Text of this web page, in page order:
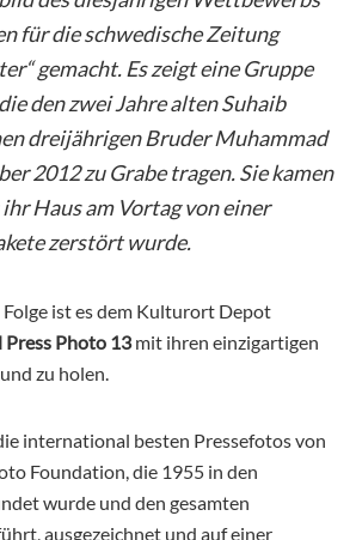
für die schwedische Zeitung
gemacht. Es zeigt eine Gruppe
den zwei Jahre alten Suhaib
dreijährigen Bruder Muhammad
2012 zu Grabe tragen. Sie kamen
ihr Haus am Vortag von einer
zerstört wurde.
ist es dem Kulturort Depot
Photo 13mit ihren einzigartigen
zu holen.
international besten Pressefotos von
Foundation, die 1955 in den
wurde und den gesamten
ausgezeichnet und auf einer